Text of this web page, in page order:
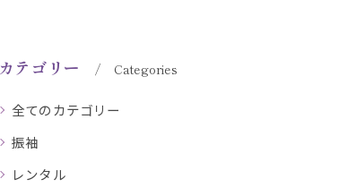
カテゴリー Categories
全てのカテゴリー
振袖
レンタル